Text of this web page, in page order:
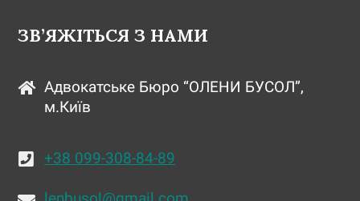
ЗВ’ЯЖІТЬСЯ З НАМИ
Адвокатське Бюро “ОЛЕНИ БУСОЛ”,
м.Київ
+38 099-308-84-89